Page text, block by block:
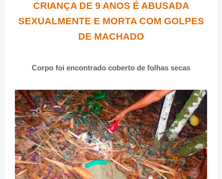
CRIANÇA DE 9 ANOS É ABUSADA
SEXUALMENTE E MORTA COM GOLPES
DE MACHADO
Corpo foi encontrado coberto de folhas secas